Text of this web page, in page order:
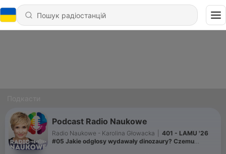
Podcast Radio Naukowe
Radio Naukowe - Karolina Głowacka
401 - LAMU '26
#05 Jakie odgłosy wydawały dinozaury? Czemu